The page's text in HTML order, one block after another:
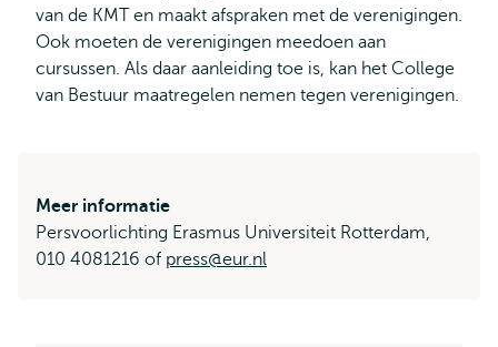
van de KMT en maakt afspraken met de verenigingen.
Ook moeten de verenigingen meedoen aan
cursussen. Als daar aanleiding toe is, kan het College
van Bestuur maatregelen nemen tegen verenigingen.
Meer informatie
Persvoorlichting Erasmus Universiteit Rotterdam,
010 4081216 of press@eur.nl